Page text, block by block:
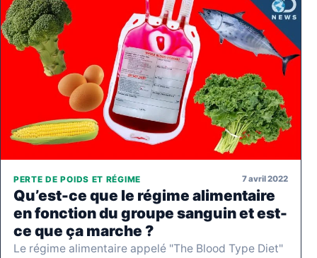
PERTE DE POIDS ET RÉGIME 7 avril 2022
Qu’est-ce que le régime alimentaire
en fonction du groupe sanguin et est-
ce que ça marche ?
Le régime alimentaire appelé "The Blood Type Diet"